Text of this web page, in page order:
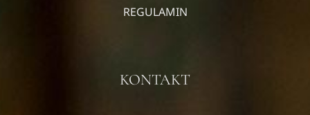
REGULAMIN
KONTAKT